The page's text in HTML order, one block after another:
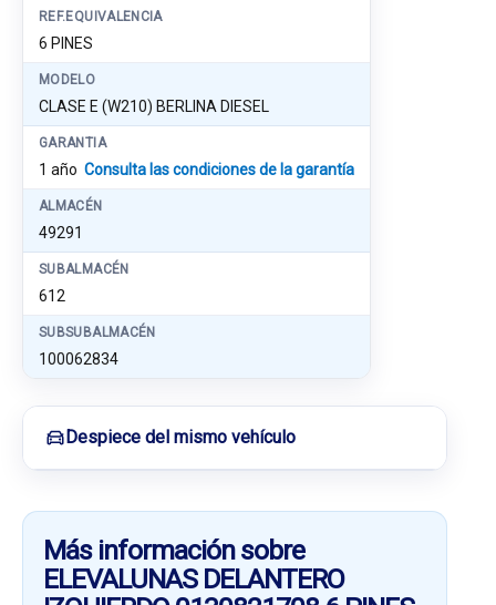
REF.EQUIVALENCIA
6 PINES
MODELO
CLASE E (W210) BERLINA DIESEL
GARANTIA
1 año Consulta las condiciones de la garantía
ALMACÉN
49291
SUBALMACÉN
612
SUBSUBALMACÉN
100062834
Despiece del mismo vehículo
Más información sobre
ELEVALUNAS DELANTERO